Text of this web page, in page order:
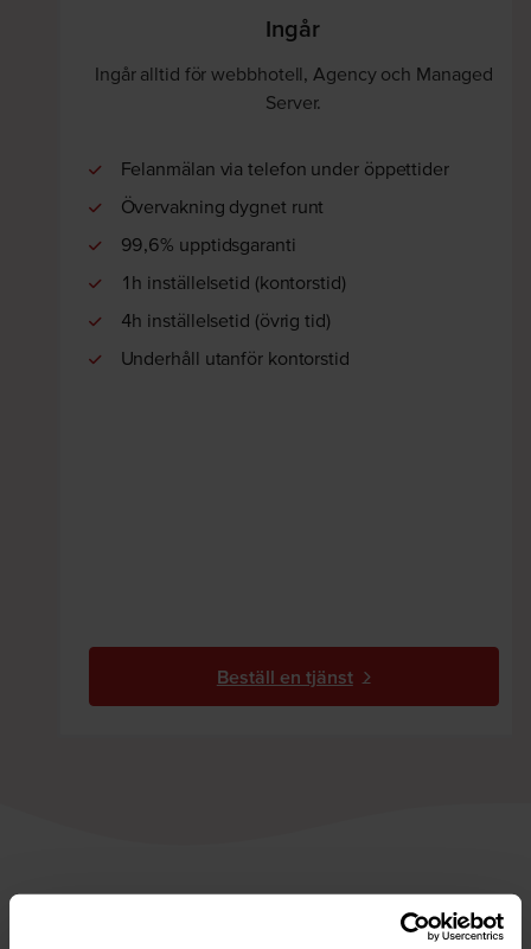
Ingår
Ingår alltid för webbhotell, Agency och Managed
Server.
Felanmälan via telefon under öppettider
Övervakning dygnet runt
99,6% upptidsgaranti
1h inställelsetid (kontorstid)
4h inställelsetid (övrig tid)
Underhåll utanför kontorstid
Beställ en tjänst